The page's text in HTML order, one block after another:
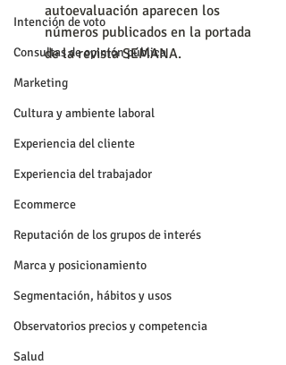
Intención de voto
Consultas de opinión pública
Marketing
Cultura y ambiente laboral
Experiencia del cliente
Experiencia del trabajador
Ecommerce
Reputación de los grupos de interés
Marca y posicionamiento
Segmentación, hábitos y usos
Observatorios precios y competencia
Salud
autoevaluación aparecen los
números publicados en la portada
de la revista SEMANA.